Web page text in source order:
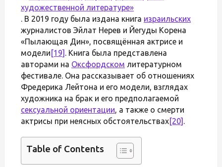
. В 2019 году была издана книга израильских
журналистов Эйлат Нерев и Йегуды Корена
«Пылающая Дин», посвящённая актрисе и
модели [19] . Книга была представлена
авторами на Оксфордском литературном
фестивале. Она рассказывает об отношениях
Фредерика Лейтона и его модели, взглядах
художника на брак и его предполагаемой
сексуальной ориентации, а также о смерти
актрисы при неясных обстоятельствах[20] .
Table of Contents